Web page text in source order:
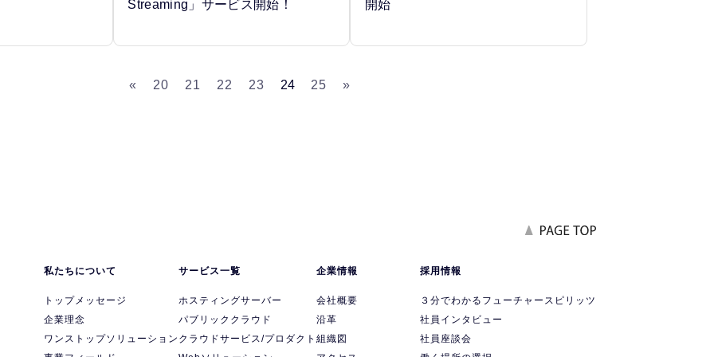
Streaming」サービス開始！ 開始
« 20 21 22 23 24 25 »
私たちについて
トップメッセージ
企業理念
ワンストップソリューション
サービス一覧
ホスティングサーバー
パブリッククラウド
クラウドサービス/プロダクト
企業情報
会社概要
沿革
組織図
採用情報
３分でわかるフューチャースピリッツ
社員インタビュー
社員座談会